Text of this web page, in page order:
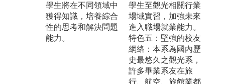
學生將在不同領域中
獲得知識，培養綜合
性的思考和解決問題
能力。
學生至觀光相關行業
場域實習，加強未來
進入職場就業能力。
特色五：堅強的校友
網絡：本系為國內歷
史最悠久之觀光系，
許多畢業系友在旅
行、航空、旅館業都